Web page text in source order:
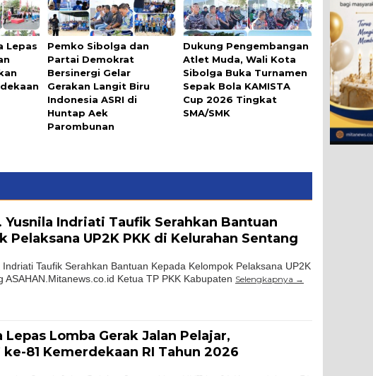
Lepas
Pemko Sibolga dan
Partai Demokrat
Bersinergi Gelar
Gerakan Langit Biru
Indonesia ASRI di
Huntap Aek
Parombunan
Dukung Pengembangan
Atlet Muda, Wali Kota
Sibolga Buka Turnamen
Sepak Bola KAMISTA
Cup 2026 Tingkat
SMA/SMK
Yusnila Indriati Taufik Serahkan Bantuan
Pelaksana UP2K PKK di Kelurahan Sentang
Indriati Taufik Serahkan Bantuan Kepada Kelompok Pelaksana UP2K
ASAHAN.Mitanews.co.id Ketua TP PKK Kabupaten Selengkapnya
Lomba Gerak Jalan Pelajar,
ke-81 Kemerdekaan RI Tahun 2026